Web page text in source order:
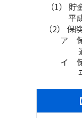
（1） 貯
平成24
（2） 保
ア 保険
通常の払
イ 保険
平成24